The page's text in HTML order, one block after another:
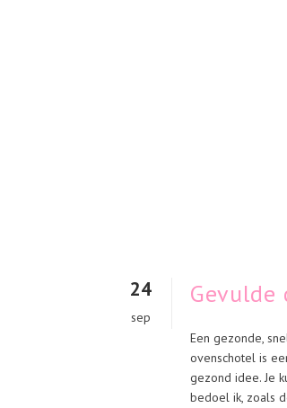
24
sep
Een gezonde,
ovenschotel is
gezond idee. Je
bedoel ik, zoals